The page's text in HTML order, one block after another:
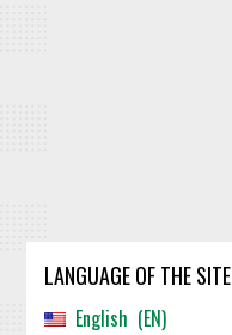
LANGUAGE OF THE SITE
English
EN